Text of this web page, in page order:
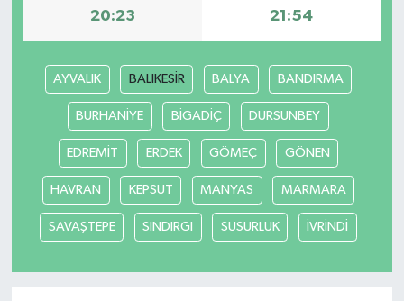
20:23 21:54
AYVALIK BALIKESİR BALYA BANDIRMA
BURHANİYE BİGADİÇ DURSUNBEY
EDREMİT ERDEK GÖMEÇ GÖNEN
HAVRAN KEPSUT MANYAS MARMARA
SAVAŞTEPE SINDIRGI SUSURLUK İVRİNDİ